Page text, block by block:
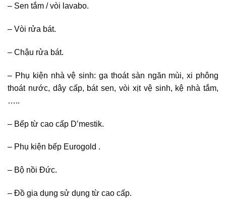
– Sen tắm / vòi lavabo.
– Vòi rửa bát.
– Chậu rửa bát.
– Phụ kiện nhà vệ sinh: ga thoát sàn ngăn mùi, xi phông
thoát nước, dây cấp, bát sen, vòi xịt vệ sinh, kệ nhà tắm,
…..
– Bếp từ cao cấp D’mestik.
– Phụ kiện bếp Eurogold .
– Bộ nồi Đức.
– Đồ gia dụng sử dụng từ cao cấp.